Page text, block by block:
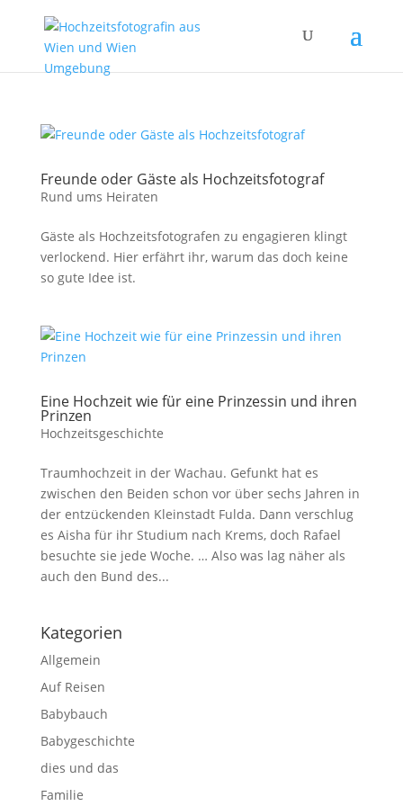
Freunde oder Gäste als Hochzeitsfotograf
Rund ums Heiraten
Gäste als Hochzeitsfotografen zu engagieren klingt
verlockend. Hier erfährt ihr, warum das doch keine
so gute Idee ist.
Eine Hochzeit wie für eine Prinzessin und ihren
Prinzen
Hochzeitsgeschichte
Traumhochzeit in der Wachau. Gefunkt hat es
zwischen den Beiden schon vor über sechs Jahren in
der entzückenden Kleinstadt Fulda. Dann verschlug
es Aisha für ihr Studium nach Krems, doch Rafael
besuchte sie jede Woche. … Also was lag näher als
auch den Bund des...
Kategorien
Allgemein
Auf Reisen
Babybauch
Babygeschichte
dies und das
Familie